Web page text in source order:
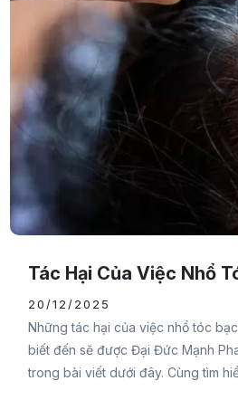
Tác Hại Của Việc Nhổ
20/12/2025
Những tác hại của việc nhổ tóc
biết đến sẽ được Đại Đức Mạnh
trong bài viết dưới đây. Cùng tìm